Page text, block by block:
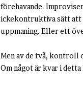
förehavande.
ickekontruktiva sätt att
uppmaning. Eller ett
Men av de två, kontroll
Om något är kvar i detta